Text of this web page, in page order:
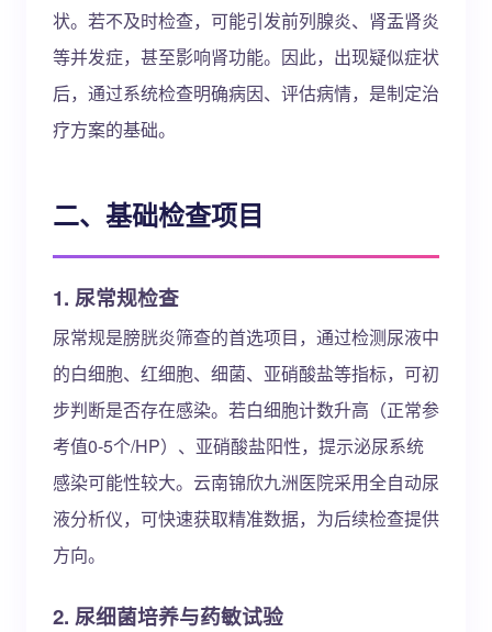
状。若不及时检查，可能引发前列腺炎、肾盂肾炎
等并发症，甚至影响肾功能。因此，出现疑似症状
后，通过系统检查明确病因、评估病情，是制定治
疗方案的基础。
二、基础检查项目
1. 尿常规检查
尿常规是膀胱炎筛查的首选项目，通过检测尿液中
的白细胞、红细胞、细菌、亚硝酸盐等指标，可初
步判断是否存在感染。若白细胞计数升高（正常参
考值0-5个/HP）、亚硝酸盐阳性，提示泌尿系统
感染可能性较大。云南锦欣九洲医院采用全自动尿
液分析仪，可快速获取精准数据，为后续检查提供
方向。
2. 尿细菌培养与药敏试验